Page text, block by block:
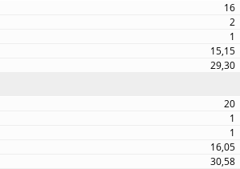
16
2
1
15,15
29,30
20
1
1
16,05
30,58